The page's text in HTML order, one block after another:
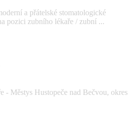
a přátelské stomatologické
pozici zubního lékaře / zubní ...